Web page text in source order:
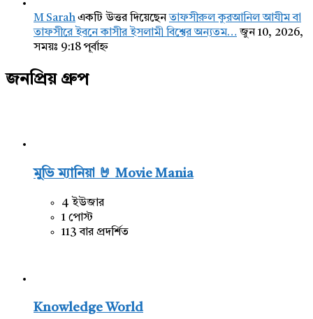
M Sarahএকটি উত্তর দিয়েছেনতাফসীরুল কুরআনিল আযীম বা
তাফসীরে ইবনে কাসীর ইসলামী বিশ্বের অন্যতম… জুন 10, 2026,
সময়ঃ 9:18 পূর্বাহ্ন
জনপ্রিয় গ্রুপ
মুভি ম্যানিয়া 🤘 Movie Mania
4 ইউজার
1 পোস্ট
113 বার প্রদর্শিত
Knowledge World